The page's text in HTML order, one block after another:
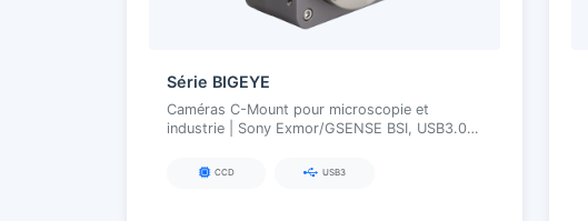
Série BIGEYE
Caméras C-Mount pour microscopie et
industrie | Sony Exmor/GSENSE BSI, USB3.0,
sensibilité et faible bruit
CCD USB3